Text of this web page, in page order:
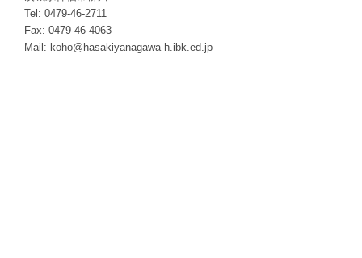
Tel: 0479-46-2711
Fax: 0479-46-4063
Mail: koho@hasakiyanagawa-h.ibk.ed.jp